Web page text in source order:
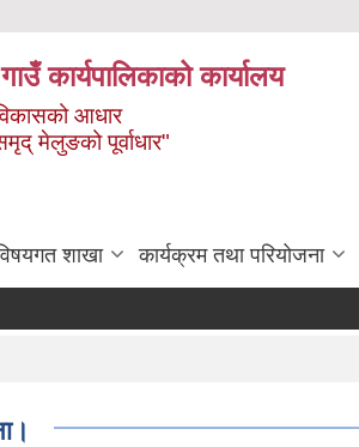
कार्यपालिकाको कार्यालय
आधार
मेलुङको पूर्वाधार"
शाखा कार्यक्रम तथा परियोजना